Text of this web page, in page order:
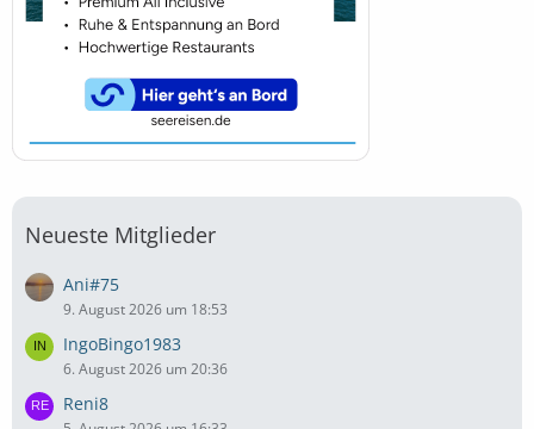
Neueste Mitglieder
Ani#75
9. August 2026 um 18:53
IngoBingo1983
6. August 2026 um 20:36
Reni8